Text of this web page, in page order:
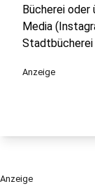
Bücherei oder
Media
Stadtbücherei
Anzeige
Anzeige